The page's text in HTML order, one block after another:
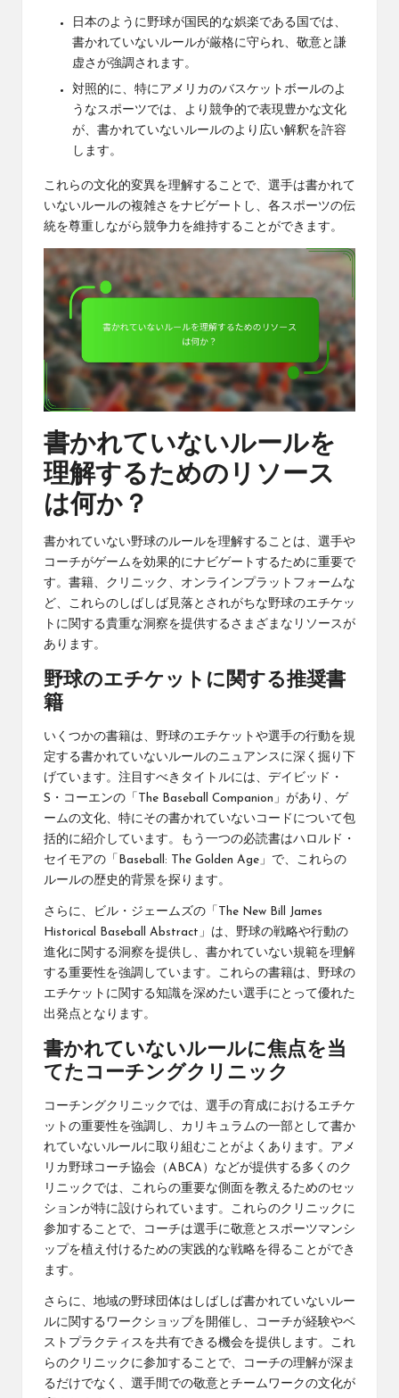
日本のように野球が国民的な娯楽である国では、
書かれていないルールが厳格に守られ、敬意と謙
虚さが強調されます。
対照的に、特にアメリカのバスケットボールのよ
うなスポーツでは、より競争的で表現豊かな文化
が、書かれていないルールのより広い解釈を許容
します。
これらの文化的変異を理解することで、選手は書かれて
いないルールの複雑さをナビゲートし、各スポーツの伝
統を尊重しながら競争力を維持することができます。
書かれていないルールを
理解するためのリソース
は何か？
書かれていない野球のルールを理解することは、選手や
コーチがゲームを効果的にナビゲートするために重要で
す。書籍、クリニック、オンラインプラットフォームな
ど、これらのしばしば見落とされがちな野球のエチケッ
トに関する貴重な洞察を提供するさまざまなリソースが
あります。
野球のエチケットに関する推奨書
籍
いくつかの書籍は、野球のエチケットや選手の行動を規
定する書かれていないルールのニュアンスに深く掘り下
げています。注目すべきタイトルには、デイビッド・
S・コーエンの「The Baseball Companion」があり、ゲ
ームの文化、特にその書かれていないコードについて包
括的に紹介しています。もう一つの必読書はハロルド・
セイモアの「Baseball: The Golden Age」で、これらの
ルールの歴史的背景を探ります。
さらに、ビル・ジェームズの「The New Bill James
Historical Baseball Abstract」は、野球の戦略や行動の
進化に関する洞察を提供し、書かれていない規範を理解
する重要性を強調しています。これらの書籍は、 野球の
エチケット に関する知識を深めたい選手にとって優れた
出発点となります。
書かれていないルールに焦点を当
てたコーチングクリニック
コーチングクリニックでは、選手の育成におけるエチケ
ットの重要性を強調し、カリキュラムの一部として書か
れていないルールに取り組むことがよくあります。アメ
リカ野球コーチ協会（ABCA）などが提供する多くのク
リニックでは、これらの重要な側面を教えるためのセッ
ションが特に設けられています。これらのクリニックに
参加することで、コーチは選手に敬意とスポーツマンシ
ップを植え付けるための実践的な戦略を得ることができ
ます。
さらに、地域の野球団体はしばしば書かれていないルー
ルに関するワークショップを開催し、コーチが経験やベ
ストプラクティスを共有できる機会を提供します。これ
らのクリニックに参加することで、コーチの理解が深ま
るだけでなく、選手間での敬意とチームワークの文化が